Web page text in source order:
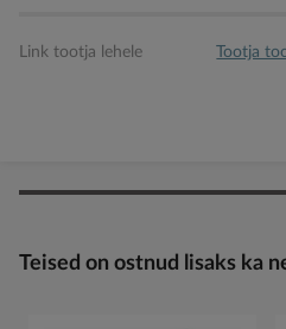
Link tootja lehele Tootja
Teised on ostnud lisaks ka